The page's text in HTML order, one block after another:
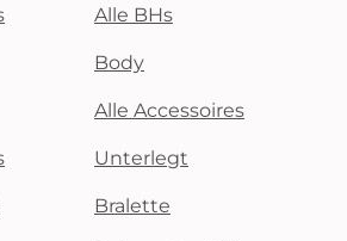
Alle BHs
Body
Alle Accessoires
Unterlegt
Bralette